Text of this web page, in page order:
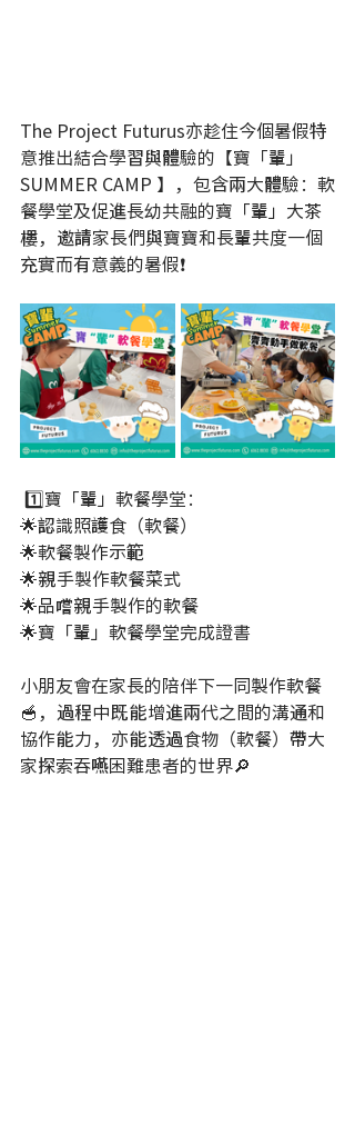
The Project Futurus亦趁住今個暑假特
意推出結合學習與體驗的【寶「輩」
SUMMER CAMP 】，包含兩大體驗：軟
餐學堂及促進長幼共融的寶「輩」大茶
樓，邀請家長們與寶寶和長輩共度一個
充實而有意義的暑假❗
1️⃣寶「輩」軟餐學堂：
🌟認識照護食（軟餐）
🌟軟餐製作示範
🌟親手製作軟餐菜式
🌟品嚐親手製作的軟餐
🌟寶「輩」軟餐學堂完成證書
小朋友會在家長的陪伴下一同製作軟餐
🥣，過程中既能增進兩代之間的溝通和
協作能力，亦能透過食物（軟餐）帶大
家探索吞嚥困難患者的世界🔎